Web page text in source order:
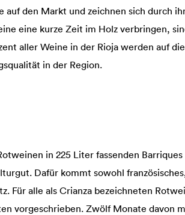
auf den Markt und zeichnen sich durch
eine kurze Zeit im Holz verbringen,
aller Weine in der Rioja werden auf
in der Region.
in 225 Liter fassenden
Dafür kommt sowohl
Für alle als Crianza bezeichneten
vorgeschrieben. Zwölf Monate davon